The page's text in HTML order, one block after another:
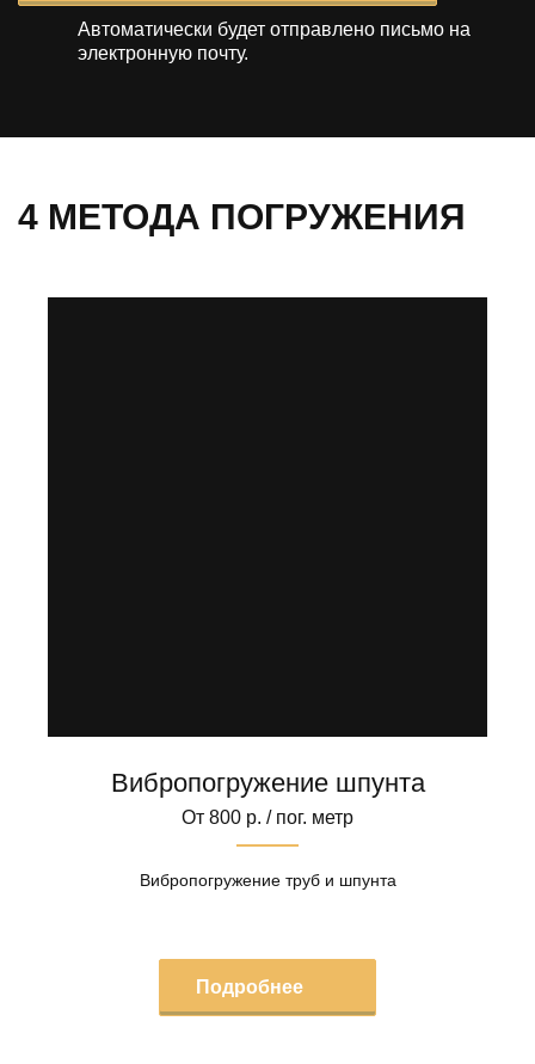
Автоматически будет отправлено письмо на
электронную почту.
4 МЕТОДА ПОГРУЖЕНИЯ
Вибропогружение шпунта
От 800 р. / пог. метр
Вибропогружение труб и шпунта
Подробнее